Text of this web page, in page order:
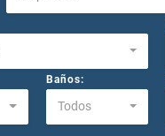
Baños:
Todos